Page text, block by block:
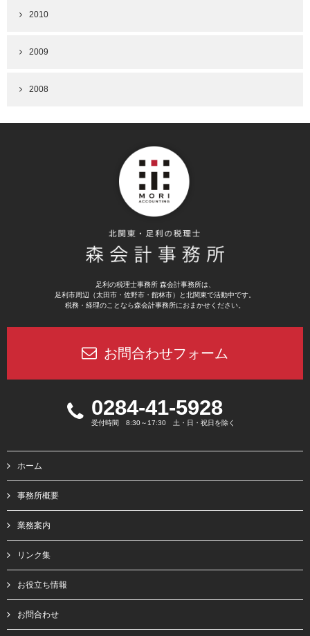
2010
2009
2008
足利の税理士事務所 森会計事務所は、
足利市周辺（太田市・佐野市・館林市）と北関東で活動中です。
税務・経理のことなら森会計事務所におまかせください。
お問合わせフォーム
0284-41-5928
受付時間 8:30～17:30 土・日・祝日を除く
ホーム
事務所概要
業務案内
リンク集
お役立ち情報
お問合わせ